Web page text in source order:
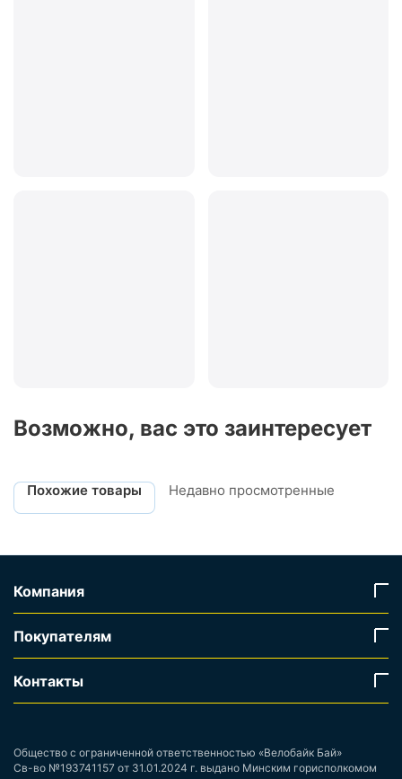
Возможно, вас это заинтересует
Похожие товары Недавно просмотренные
Компания
Покупателям
Контакты
Общество с ограниченной ответственностью «Велобайк Бай»
Св-во №193741157 от 31.01.2024 г. выдано Минским горисполкомом